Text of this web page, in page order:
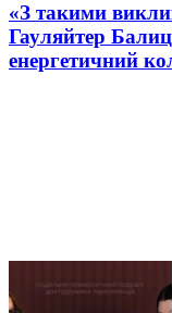
«З такими
Гауляйтер
енергетичний